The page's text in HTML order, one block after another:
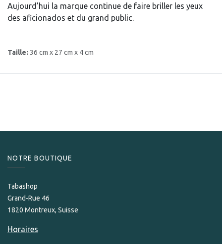
Aujourd’hui la marque continue de faire briller les yeux
des aficionados et du grand public.
Taille: 36 cm x 27 cm x 4 cm
NOTRE BOUTIQUE
Tabashop
Grand-Rue 46
1820 Montreux, Suisse
Horaires